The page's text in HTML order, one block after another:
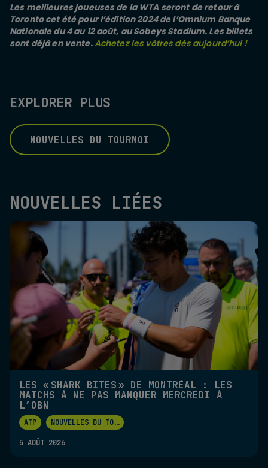
Les meilleures joueuses de la WTA seront de retour à
Toronto cet été pour l’édition 2024 de l’Omnium Banque
Nationale du 4 au 12 août, au Sobeys Stadium. Les billets
sont déjà en vente.Achetez les vôtres dès aujourd’hui !
EXPLORER PLUS
NOUVELLES DU TOURNOI
NOUVELLES LIÉES
LES « SHARK BITES » DE MONTRÉAL : LES
MATCHS À NE PAS MANQUER MERCREDI À
L’OBN
ATP NOUVELLES DU TO...
5 AOÛT 2026